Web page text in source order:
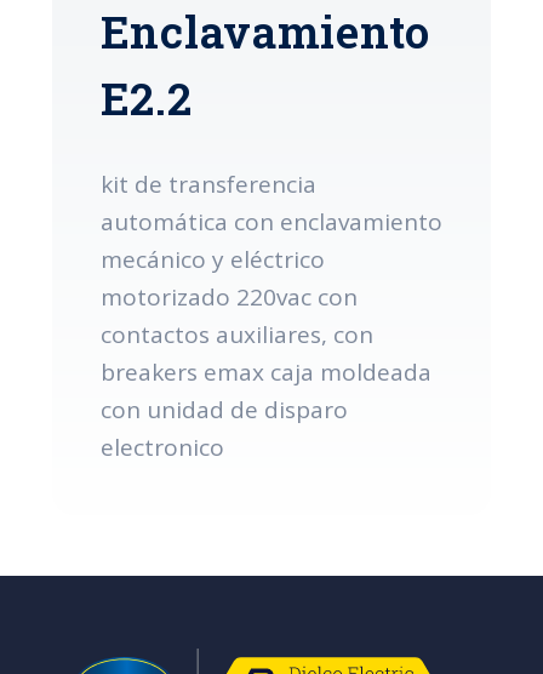
Enclavamiento
E2.2
kit de transferencia
automática con enclavamiento
mecánico y eléctrico
motorizado 220vac con
contactos auxiliares, con
breakers emax caja moldeada
con unidad de disparo
electronico